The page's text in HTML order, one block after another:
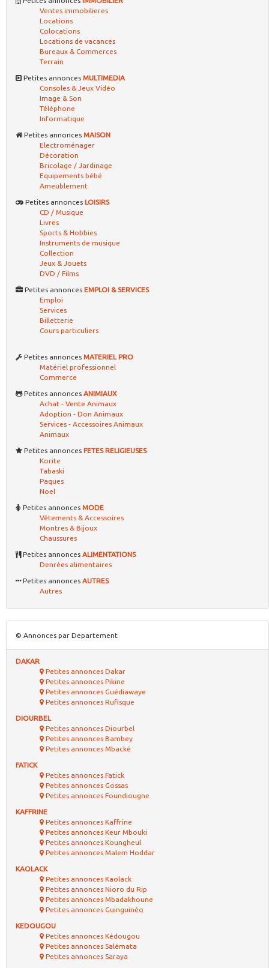
Ventes immobilieres
Locations
Colocations
Locations de vacances
Bureaux & Commerces
Terrain
Petites annonces MULTIMEDIA
Consoles & Jeux Vidéo
Image & Son
Téléphone
Informatique
Petites annonces MAISON
Electroménager
Décoration
Bricolage / Jardinage
Equipements bébé
Ameublement
Petites annonces LOISIRS
CD / Musique
Livres
Sports & Hobbies
Instruments de musique
Collection
Jeux & Jouets
DVD / Films
Petites annonces EMPLOI & SERVICES
Emploi
Services
Billetterie
Cours particuliers
Petites annonces MATERIEL PRO
Matériel professionnel
Commerce
Petites annonces ANIMIAUX
Achat - Vente Animaux
Adoption - Don Animaux
Services - Accessoires Animaux
Animaux
Petites annonces FETES RELIGIEUSES
Korite
Tabaski
Paques
Noel
Petites annonces MODE
Vêtements & Accessoires
Montres & Bijoux
Chaussures
Petites annonces ALIMENTATIONS
Denrées alimentaires
Petites annonces AUTRES
Autres
© Annonces par Departement
DAKAR
Petites annonces Dakar
Petites annonces Pikine
Petites annonces Guédiawaye
Petites annonces Rufisque
DIOURBEL
Petites annonces Diourbel
Petites annonces Bambey
Petites annonces Mbacké
FATICK
Petites annonces Fatick
Petites annonces Gossas
Petites annonces Foundiougne
KAFFRINE
Petites annonces Kaffrine
Petites annonces Keur Mbouki
Petites annonces Koungheul
Petites annonces Malem Hoddar
KAOLACK
Petites annonces Kaolack
Petites annonces Nioro du Rip
Petites annonces Mbadakhoune
Petites annonces Guinguinéo
KEDOUGOU
Petites annonces Kédougou
Petites annonces Salémata
Petites annonces Saraya